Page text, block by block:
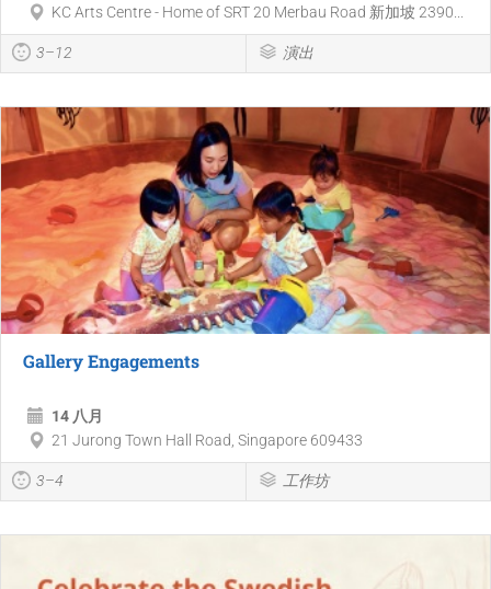
KC Arts Centre - Home of SRT 20 Merbau Road 新加坡 2390...
3–12 演出
Gallery Engagements
14 八月
21 Jurong Town Hall Road, Singapore 609433
3–4 工作坊